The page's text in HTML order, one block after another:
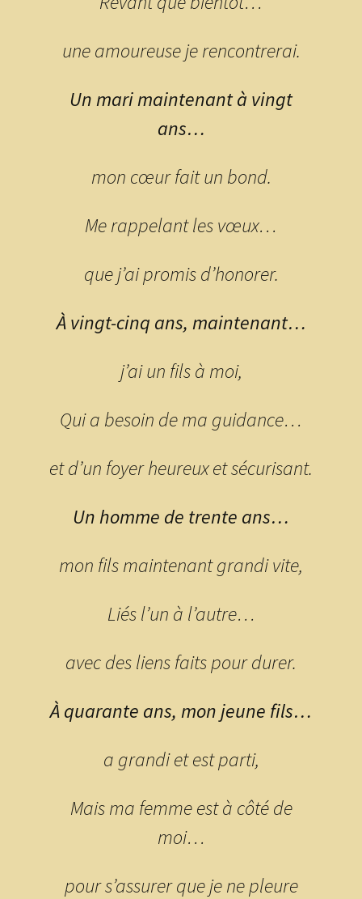
une amoureuse je rencontrerai.
Un mari maintenant à vingt
ans…
mon cœur fait un bond.
Me rappelant les vœux…
que j’ai promis d’honorer.
À vingt-cinq ans, maintenant…
j’ai un fils à moi,
Qui a besoin de ma guidance…
et d’un foyer heureux et sécurisant.
Un homme de trente ans…
mon fils maintenant grandi vite,
Liés l’un à l’autre…
avec des liens faits pour durer.
À quarante ans, mon jeune fils…
a grandi et est parti,
Mais ma femme est à côté de
moi…
pour s’assurer que je ne pleure